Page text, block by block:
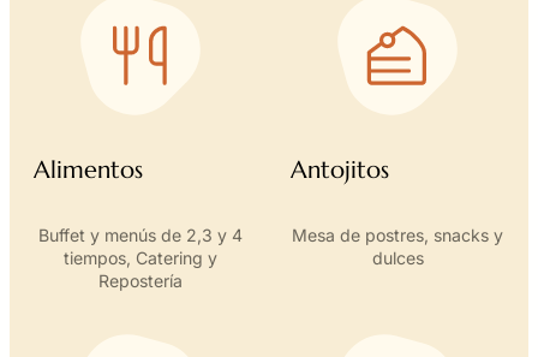
Alimentos
Buffet y menús de 2,3 y 4
tiempos, Catering y
Repostería
Antojitos
Mesa de postres, snacks y
dulces